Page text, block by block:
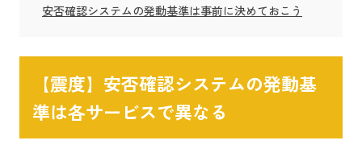
安否確認システムの発動基準は事前に決めておこう
【震度】安否確認システムの発動基
準は各サービスで異なる